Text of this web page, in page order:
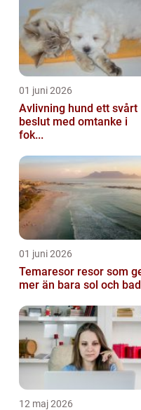
01 juni 2026
Avlivning hund ett svårt
beslut med omtanke i
fok...
01 juni 2026
Temaresor resor som ger
mer än bara sol och bad
12 maj 2026